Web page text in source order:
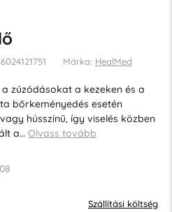
Márka: HealMed
zúzódásokat a kezeken és a
bőrkeményedés esetén
hússzínű, így viselés közben
a… Olvass tovább
Szállítási költség